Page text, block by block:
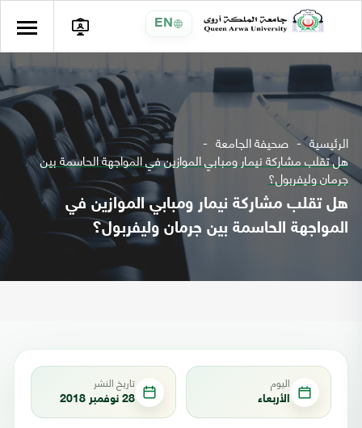
EN
الرئيسية صحيفة الجامعة
هل تقلب مشاركة نيمار ومبابي الموازين في المواجهة الحاسمة بين
جرمان وليفربول؟
هل تقلب مشاركة نيمار ومبابي الموازين في
المواجهة الحاسمة بين جرمان وليفربول؟
اليوم
الأربعاء
تاريخ النشر
28 نوفمبر 2018